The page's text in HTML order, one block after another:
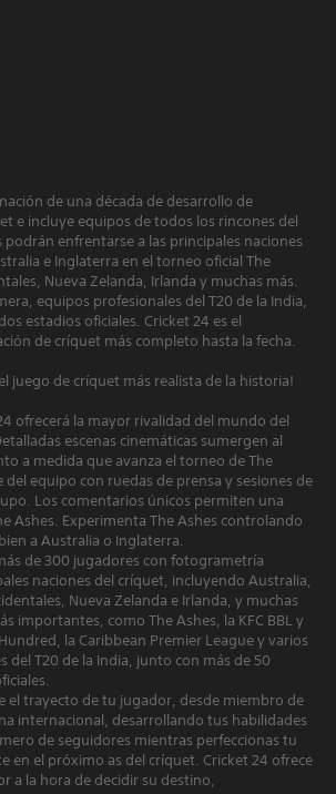
de una década de desarrollo de
e incluye equipos de todos los rincones del
enfrentarse a las principales naciones
e Inglaterra en el torneo oficial The
Nueva Zelanda, Irlanda y muchas más.
equipos profesionales del T20 de la India,
estadios oficiales. Cricket 24 es el
de críquet más completo hasta la fecha.
juego de críquet más realista de la historia!
ofrecerá la mayor rivalidad del mundo del
escenas cinemáticas sumergen al
a medida que avanza el torneo de The
del equipo con ruedas de prensa y sesiones de
Los comentarios únicos permiten una
Ashes. Experimenta The Ashes controlando
a Australia o Inglaterra.
de 300 jugadores con fotogrametría
naciones del críquet, incluyendo Australia,
Nueva Zelanda e Irlanda, y muchas
importantes, como The Ashes, la KFC BBL y
la Caribbean Premier League y varios
del T20 de la India, junto con más de 50
el trayecto de tu jugador, desde miembro de
internacional, desarrollando tus habilidades
de seguidores mientras perfeccionas tu
en el próximo as del críquet. Cricket 24 ofrece
a la hora de decidir su destino,